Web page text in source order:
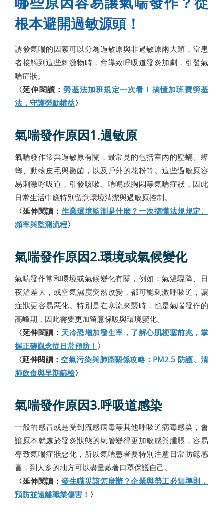
根本避開過敏源頭！
誘發氣喘的因素可以分為過敏原與非過敏原兩大類，當患
者接觸到這些刺激物時，會導致呼吸道發炎加劇，引發氣
喘症狀。
〈延伸閱讀：勞基法加班規定一次看！搞懂加班費勞基
法，守護勞動權益〉
氣喘發作原因1.過敏原
氣喘發作常與過敏原有關，最常見的包括室內的塵蟎、蟑
螂、動物皮毛與黴菌，以及戶外的花粉等。這些過敏原容
易刺激呼吸道，引發咳嗽、喘鳴或胸悶等氣喘症狀，因此
日常生活中應特別留意環境清潔與過敏原控制。
〈延伸閱讀：作業環境監測是什麼？一次搞懂法規規定、
頻率與監測流程〉
氣喘發作原因2.環境或氣候變化
氣喘發作常和環境或氣候變化有關，例如：氣溫驟降、日
夜溫差大，或空氣濕度突然改變，都可能刺激呼吸道，讓
症狀更容易惡化。特別是在寒流來襲時，也是氣喘發作的
高峰期，因此需要更加留意保暖與環境變化。
〈延伸閱讀： 天冷恐增加發生率，了解心肌梗塞前兆，掌
握正確觀念從日常預防！ 〉
〈延伸閱讀： 空氣污染與肺癌關係攻略：PM2.5 防護、清
肺飲食與早期篩檢〉
氣喘發作原因3.呼吸道感染
一般的感冒或是受到流感病毒等其他呼吸道病毒感染，會
讓原本就處於發炎狀態的氣管變得更加敏感與腫脹，容易
導致氣喘症狀惡化，所以氣喘患者要特別注意日常防範感
冒，到人多的地方可以盡量戴著口罩保護自己。
〈延伸閱讀：發生職災該怎麼辦？企業與勞工必知準則，
預防並遠離職業傷害！ 〉